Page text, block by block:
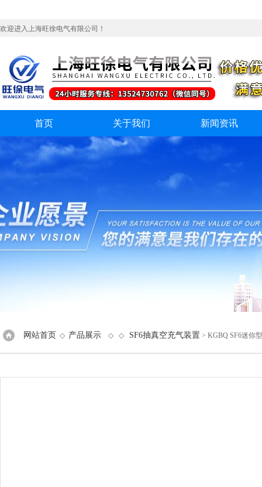
欢迎进入上海旺徐电气有限公司！
首页 关于我们 新闻资讯
网站首页 ◇ 产品展示 ◇ ◇ SF6抽真空充气装置 > KGBQ SF6迷你